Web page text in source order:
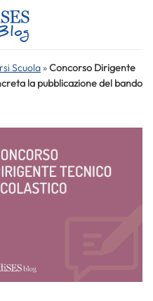
Scuola »Concorso Dirigente
la pubblicazione del bando